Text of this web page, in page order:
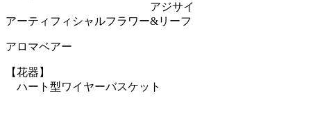
アジサイ
アーティフィシャルフラワー&リーフ
アロマベアー
【花器】
ハート型ワイヤーバスケット